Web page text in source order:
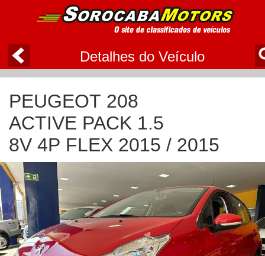
Detalhes do Veículo
PEUGEOT 208
ACTIVE PACK 1.5
8V 4P FLEX 2015 / 2015